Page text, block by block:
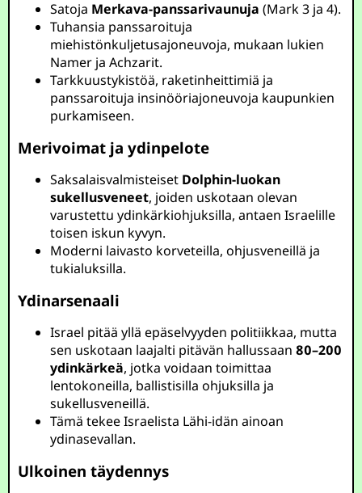
Satoja Merkava-panssarivaunuja (Mark 3 ja 4).
Tuhansia panssaroituja
miehistönkuljetusajoneuvoja, mukaan lukien
Namer ja Achzarit.
Tarkkuustykistöä, raketinheittimiä ja
panssaroituja insinööriajoneuvoja kaupunkien
purkamiseen.
Merivoimat ja ydinpelote
Saksalaisvalmisteiset Dolphin-luokan
sukellusveneet, joiden uskotaan olevan
varustettu ydinkärkiohjuksilla, antaen Israelille
toisen iskun kyvyn.
Moderni laivasto korveteilla, ohjusveneillä ja
tukialuksilla.
Ydinarsenaali
Israel pitää yllä epäselvyyden politiikkaa, mutta
sen uskotaan laajalti pitävän hallussaan80–200
ydinkärkeä, jotka voidaan toimittaa
lentokoneilla, ballistisilla ohjuksilla ja
sukellusveneillä.
Tämä tekee Israelista Lähi-idän ainoan
ydinasevallan.
Ulkoinen täydennys